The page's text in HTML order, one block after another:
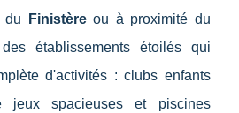
du
Finistèreou à proximité du
établissements étoilés qui
d'activités : clubs enfants
jeux spacieuses et piscines